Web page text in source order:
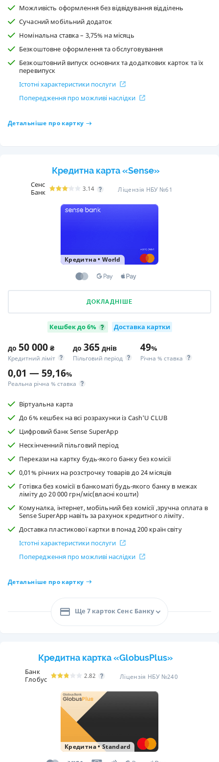
Можливість оформлення без відвідування відділень
Сучасний мобільний додаток
Номінальна ставка – 3,75% на місяць
Безкоштовне оформлення та обслуговування
Безкоштовний випуск основних та додаткових карток та їх
перевипуск
Істотні характеристики послуги
Попередження про можливі наслідки
Детальніше про картку
Кредитна карта «Sense»
Сенс
Банк
3.14 Ліцензія НБУ №61
Кредитна• World
ДОКЛАДНІШЕ
Кешбек до 6% Доставка картки
до 50 000 ₴
Кредитний ліміт
до 365 днів
Пільговий період
49%
Річна % ставка
0,01 — 59,16%
Реальна річна % ставка
Віртуальна карта
До 6% кешбек на всі розрахунки із Cash'U CLUB
Цифровий банк Sense SuperApp
Нескінченний пільговий період
Перекази на картку будь-якого банку без комісії
0,01% річних на розстрочку товарів до 24 місяців
Готівка без комісії в банкоматі будь-якого банку в межах
ліміту до 20 000 грн/міс(власні кошти)
Комуналка, інтернет, мобільний без комісії ,зручна оплата в
Sense SuperApp навіть за рахунок кредитного ліміту.
Доставка пластикової картки в понад 200 країн світу
Істотні характеристики послуги
Попередження про можливі наслідки
Детальніше про картку
Ще 7 карток Сенс Банку
Кредитна картка «GlobusPlus»
Банк
Глобус
2.82 Ліцензія НБУ №240
Кредитна•Standard